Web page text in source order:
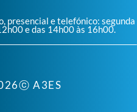
presencial e telefónico: segunda
e das 14h00 às 16h00.
ⓒ A3ES